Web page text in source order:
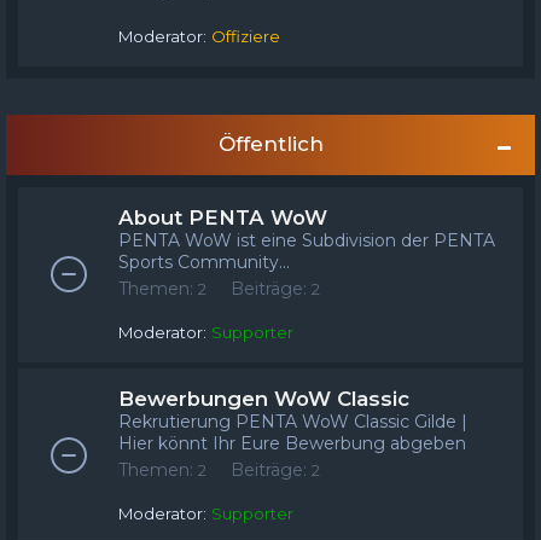
Moderator: Offiziere
Öffentlich
About PENTA WoW
PENTA WoW ist eine Subdivision der PENTA
Sports Community...
Themen: 2 Beiträge: 2
Moderator: Supporter
Bewerbungen WoW Classic
Rekrutierung PENTA WoW Classic Gilde |
Hier könnt Ihr Eure Bewerbung abgeben
Themen: 2 Beiträge: 2
Moderator: Supporter